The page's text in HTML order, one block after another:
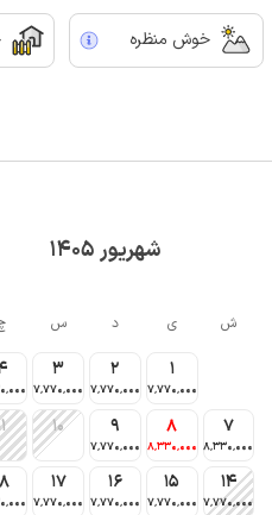
خوش منظره
شهریور 1405
ش ی د س
1
7٬770٬000
2
7٬770٬000
3
7٬770٬000
7
8٬330٬000
8
8٬330٬000
9
7٬770٬000
10
14
7٬770٬000
15
7٬770٬000
16
7٬770٬000
17
7٬770٬000